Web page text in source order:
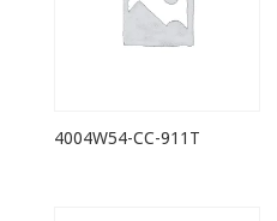
4004W54-CC-911T